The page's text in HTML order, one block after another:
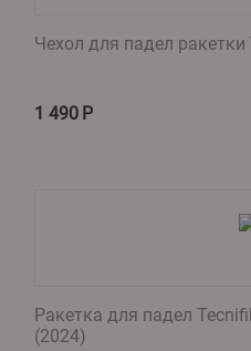
Чехол для падел ракетки
1 490 Р
Ракетка для падел
(2024)